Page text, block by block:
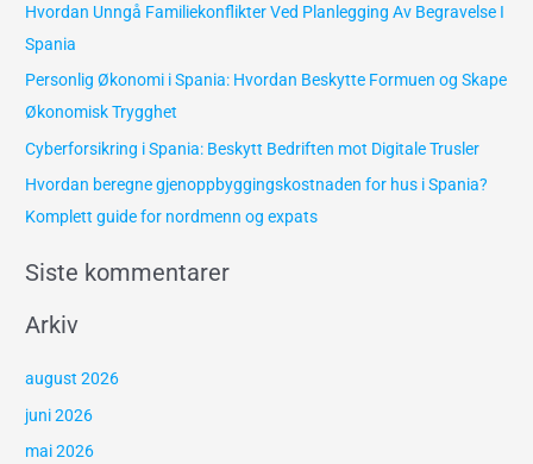
t
e
r
:
Hvordan Unngå Familiekonflikter Ved Planlegging Av Begravelse I
Spania
Personlig Økonomi i Spania: Hvordan Beskytte Formuen og Skape
Økonomisk Trygghet
Cyberforsikring i Spania: Beskytt Bedriften mot Digitale Trusler
Hvordan beregne gjenoppbyggingskostnaden for hus i Spania?
Komplett guide for nordmenn og expats
Siste kommentarer
Arkiv
august 2026
juni 2026
mai 2026